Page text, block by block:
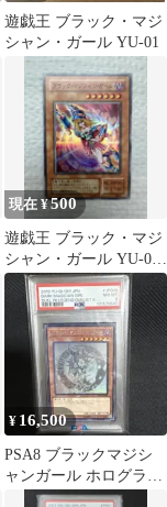
遊戯王 ブラック・マジ
シャン・ガール YU-01
現在 ¥500
遊戯王 ブラック・マジ
シャン・ガール YU-01
スーパー
¥ 16,500
PSA8 ブラックマジシ
ャンガール ホログラフ
ィックレア